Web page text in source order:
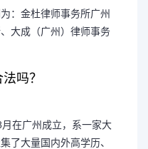
：金杜律师事务所广州
大成（广州）律师事务
吗？
在广州成立，系一家大
了大量国内外高学历、
片识别二维